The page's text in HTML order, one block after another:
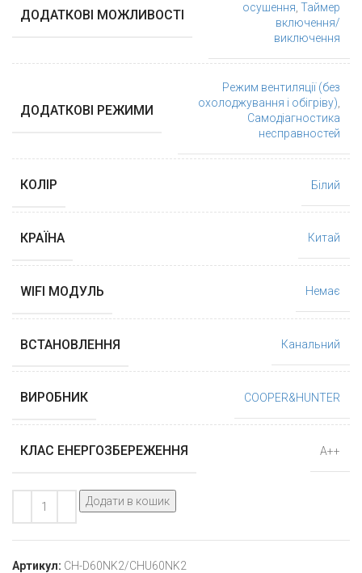
ДОДАТКОВІ МОЖЛИВОСТІ
осушення, Таймер
включення/
виключення
ДОДАТКОВІ РЕЖИМИ
Режим вентиляції (без
охолоджування і обігріву),
Самодіагностика
несправностей
КОЛІР Білий
КРАЇНА Китай
WIFI МОДУЛЬ Немає
ВСТАНОВЛЕННЯ Канальний
ВИРОБНИК COOPER&HUNTER
КЛАС ЕНЕРГОЗБЕРЕЖЕННЯ А++
Додати в кошик
Артикул: CH-D60NK2/CHU60NK2